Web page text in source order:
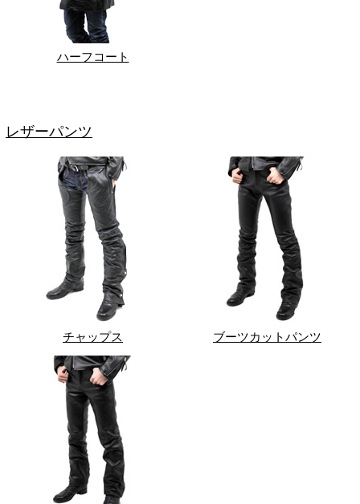
ハーフコート
レザーパンツ
チャップス ブーツカットパンツ